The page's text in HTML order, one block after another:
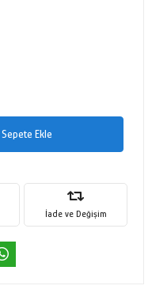
Sepete Ekle
İade ve Değişim